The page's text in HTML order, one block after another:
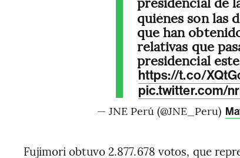
quiénes son las
que han
relativas que
presidencial
https://t.co/
pic.twitter.com/
— JNE Perú (@JNE_Peru)
Fujimori obtuvo 2.877.678 votos, que